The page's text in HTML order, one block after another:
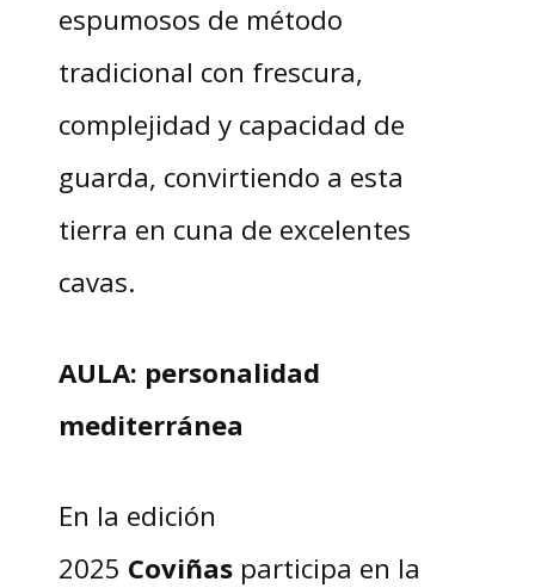
espumosos de método
tradicional con frescura,
complejidad y capacidad de
guarda, convirtiendo a esta
tierra en cuna de excelentes
cavas.
AULA: personalidad
mediterránea
En la edición
2025 Coviñasparticipa en la